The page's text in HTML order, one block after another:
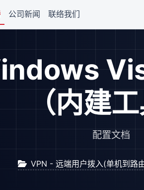
公司新闻 联络我们
（内建工
配置文档
VPN - 远端用户拨入(单机到路